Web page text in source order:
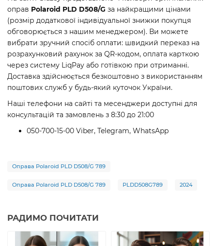
оправ Polaroid PLD D508/G за найкращими цінами
(розмір додаткової індивідуальної знижки покупця
обговорюється з нашим менеджером). Ви можете
вибрати зручний спосіб оплати: швидкий переказ на
розрахунковий рахунок за QR-кодом, оплата карткою
через систему LiqPay або готівкою при отриманні.
Доставка здійснюється безкоштовно з використанням
поштових служб у будь-який куточок України.
Наші телефони на сайті та месенджери доступні для
консультацій та замовлень з 8:30 до 21:00
050-700-15-00 Viber, Telegram, WhatsApp
Оправа Polaroid PLD D508/G 789
Оправа Polaroid PLD D508/G 789 PLDD508G789 2024
РАДИМО ПОЧИТАТИ